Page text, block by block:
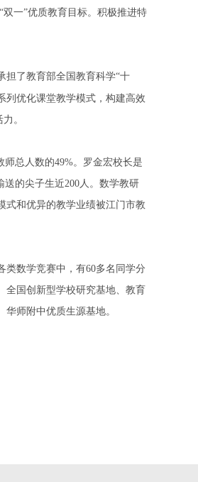
一”优质教育目标。积极推进特
担了教育部全国教育科学“十
列优化课堂教学模式，构建高效
。
师总人数的49%。罗金宏校长是
的尖子生近200人。数学教研
式和优异的教学业绩被江门市教
类数学竞赛中，有60多名同学分
全国创新型学校研究基地、教育
师附中优质生源基地。